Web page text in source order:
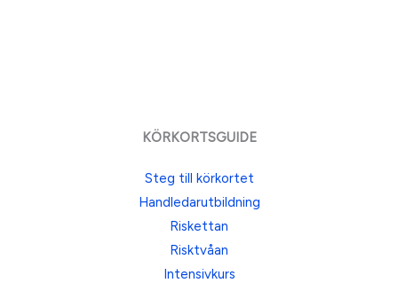
KÖRKORTSGUIDE
Steg till körkortet
Handledarutbildning
Riskettan
Risktvåan
Intensivkurs